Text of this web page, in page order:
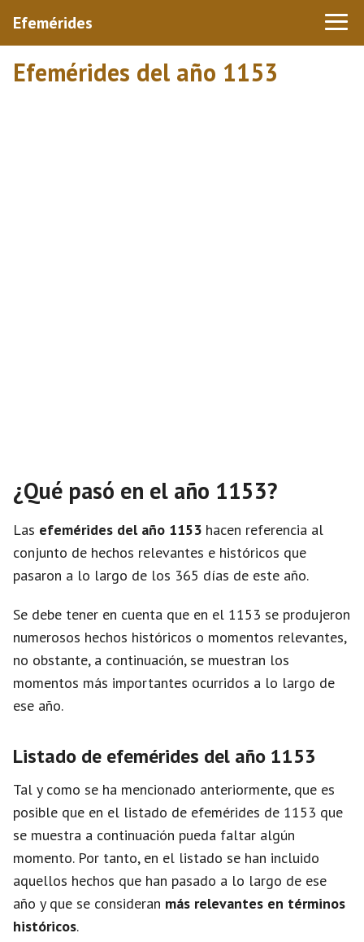
Efemérides
Efemérides del año 1153
¿Qué pasó en el año 1153?
Las efemérides del año 1153 hacen referencia al
conjunto de hechos relevantes e históricos que
pasaron a lo largo de los 365 días de este año.
Se debe tener en cuenta que en el 1153 se produjeron
numerosos hechos históricos o momentos relevantes,
no obstante, a continuación, se muestran los
momentos más importantes ocurridos a lo largo de
ese año.
Listado de efemérides del año 1153
Tal y como se ha mencionado anteriormente, que es
posible que en el listado de efemérides de 1153 que
se muestra a continuación pueda faltar algún
momento. Por tanto, en el listado se han incluido
aquellos hechos que han pasado a lo largo de ese
año y que se consideran más relevantes en términos
históricos.